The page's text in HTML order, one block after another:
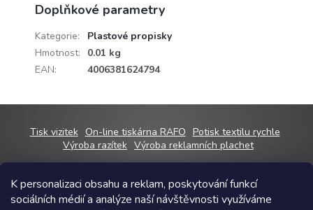
K personalizaci obsahu a reklam, poskytování funkcí
sociálních médií a analýze naší návštěvnosti využíváme
Doplňkové parametry
Kategorie:
Plastové propisky
Hmotnost:
0.01 kg
EAN: 4006381624794
p
Tisk vizitek On-line tiskárna RAFO Potisk textilu rychle
Výroba razítek Výroba reklamních plachet